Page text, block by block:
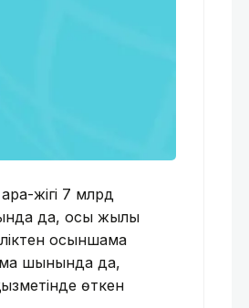
жігі 7 млрд
да, осы жылы
осыншама
шынында да,
өткен